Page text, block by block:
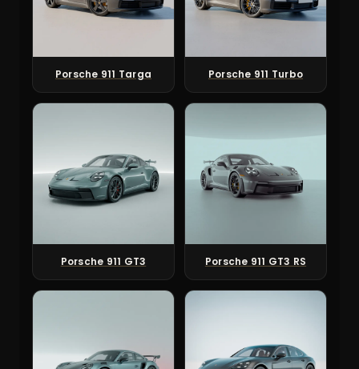
Porsche 911 Targa Porsche 911 Turbo
Porsche 911 GT3 Porsche 911 GT3 RS